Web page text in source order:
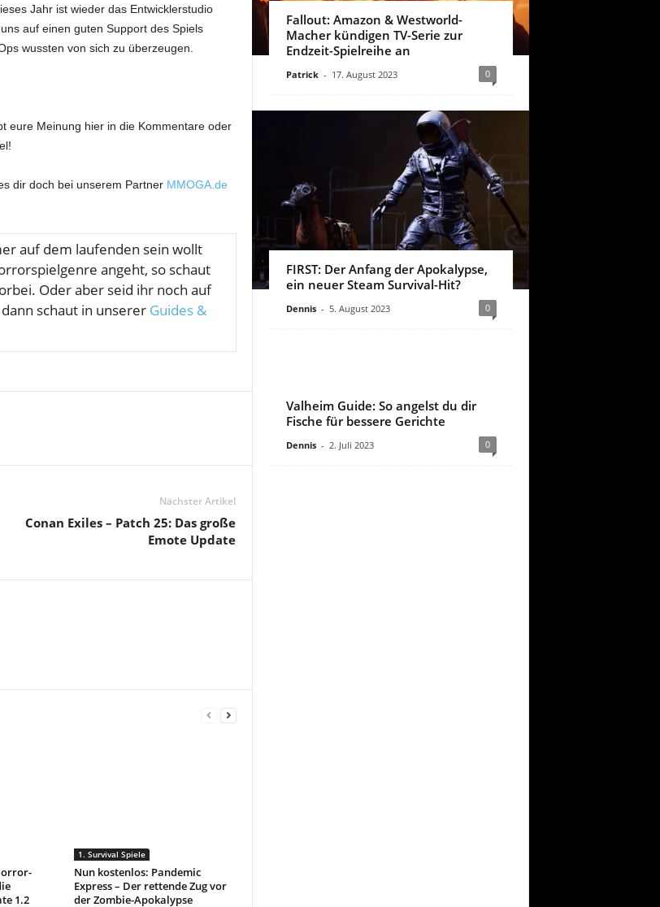
Jahr ist wieder das Entwicklerstudio
auf einen guten Support des Spiels
wussten von sich zu überzeugen.
eure Meinung hier in die Kommentare oder
dir doch bei unserem Partner MMOGA.de
auf dem laufenden sein wollt
angeht, so schaut
Oder aber seid ihr noch auf
schaut in unserer Guides &
Nächster Artikel
Conan Exiles – Patch 25: Das große
Emote Update
1.2
1. Survival Spiele
Nun kostenlos: Pandemic
Express – Der rettende Zug vor
der Zombie-Apokalypse
Fallout: Amazon & Westworld-
Macher kündigen TV-Serie zur
Endzeit-Spielreihe an
Patrick - 17. August 2023 0
FIRST: Der Anfang der Apokalypse,
ein neuer Steam Survival-Hit?
Dennis - 5. August 2023 0
Valheim Guide: So angelst du dir
Fische für bessere Gerichte
Dennis - 2. Juli 2023 0